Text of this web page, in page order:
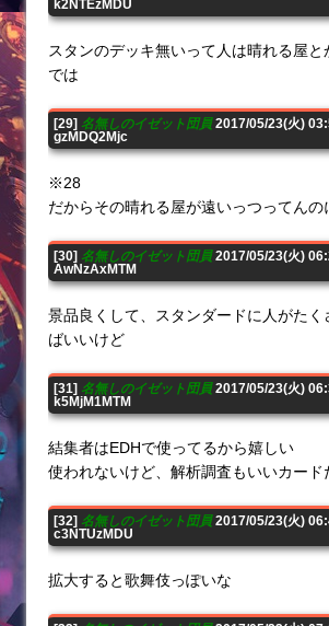
k2NTEzMDU
スタンのデッキ無いって人は晴れる屋
では
[29] 名無しのイゼット団員2017/05/23(火)
gzMDQ2Mjc
※28
だからその晴れる屋が遠いっつってんの
[30] 名無しのイゼット団員2017/05/23(火)
AwNzAxMTM
景品良くして、スタンダードに人がたく
ばいいけど
[31] 名無しのイゼット団員2017/05/23(火)
k5MjM1MTM
結集者はEDHで使ってるから嬉しい
使われないけど、解析調査もいいカード
[32] 名無しのイゼット団員2017/05/23(火)
c3NTUzMDU
拡大すると歌舞伎っぽいな